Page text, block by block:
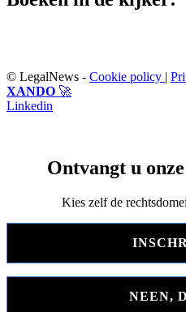
© LegalNews - Cookie policy
XANDO 🚀
Linkedin
Ontvangt u
Kies zelf de
NEEN,